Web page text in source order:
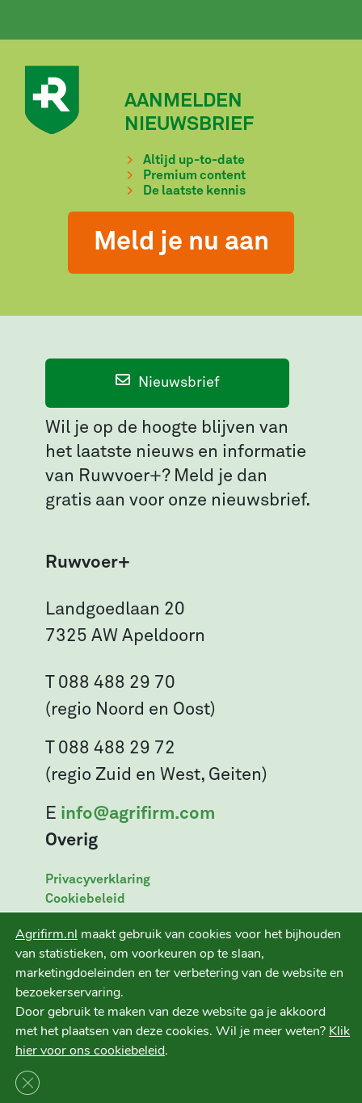
AANMELDEN
NIEUWSBRIEF
Altijd up-to-date
Premium content
De laatste kennis
Meld je nu aan
Nieuwsbrief
Wil je op de hoogte blijven van
het laatste nieuws en informatie
van Ruwvoer+? Meld je dan
gratis aan voor onze nieuwsbrief.
Ruwvoer+
Landgoedlaan 20
7325 AW Apeldoorn
T 088 488 29 70
(regio Noord en Oost)
T 088 488 29 72
(regio Zuid en West, Geiten)
E info@agrifirm.com
Overig
Privacyverklaring
Cookiebeleid
Disclaimer
Ruwvoer+ is een initiatief van
Agrifirm.nl maakt gebruik van cookies voor het bijhouden
van statistieken, om voorkeuren op te slaan,
marketingdoeleinden en ter verbetering van de website en
bezoekerservaring.
Door gebruik te maken van deze website ga je akkoord
met het plaatsen van deze cookies. Wil je meer weten? Klik
hier voor ons cookiebeleid.
Sluit AVG/GDPR cookie banner